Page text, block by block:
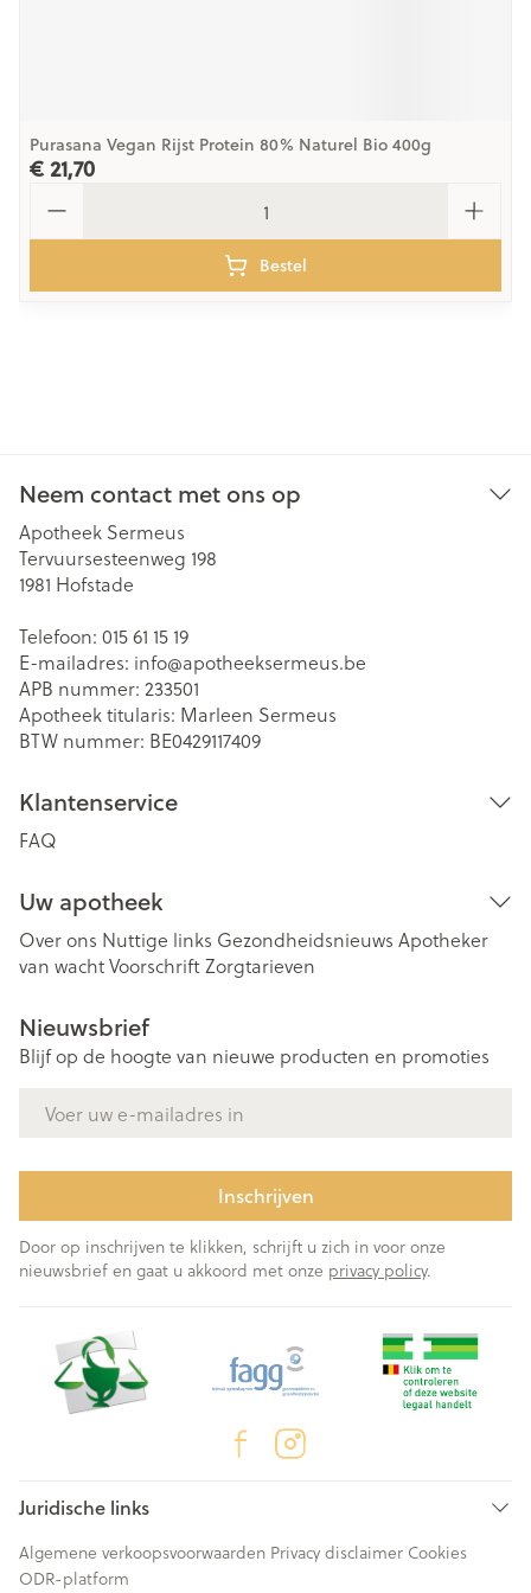
Purasana Vegan Rijst Protein 80% Naturel Bio 400g
€ 21,70
Bestel
Neem contact met ons op
Apotheek Sermeus
Tervuursesteenweg 198
1981 Hofstade
Telefoon: 015 61 15 19
E-mailadres: info@apotheeksermeus.be
APB nummer: 233501
Apotheek titularis: Marleen Sermeus
BTW nummer: BE0429117409
Klantenservice
FAQ
Uw apotheek
Over ons Nuttige links Gezondheidsnieuws Apotheker
van wachtVoorschriftZorgtarieven
Nieuwsbrief
Blijf op de hoogte van nieuwe producten en promoties
Inschrijven
Door op inschrijven te klikken, schrijft u zich in voor onze
nieuwsbrief en gaat u akkoord met onze privacy policy.
Juridische links
Algemene verkoopsvoorwaarden Privacy disclaimer Cookies
ODR-platform